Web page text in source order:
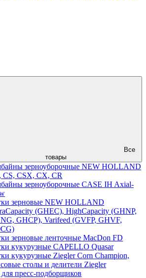
Все
товары
зерноуборочные NEW HOLLAND
CS, CSX, CX, CR
зерноуборочные CASE IH Axial-
зерновые NEW HOLLAND
(GHEC), HighCapacity (GHNP,
GHCP), Varifeed (GVFP, GHVF,
зерновые ленточные MacDon FD
кукурузные CAPELLO Quasar
кукурузные Ziegler Corn Champion,
столы и делители Ziegler
для пресс-подборщиков